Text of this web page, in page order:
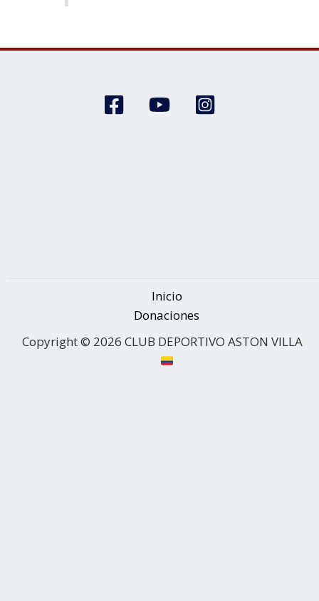
Inicio
Donaciones
Copyright © 2026 CLUB DEPORTIVO ASTON VILLA